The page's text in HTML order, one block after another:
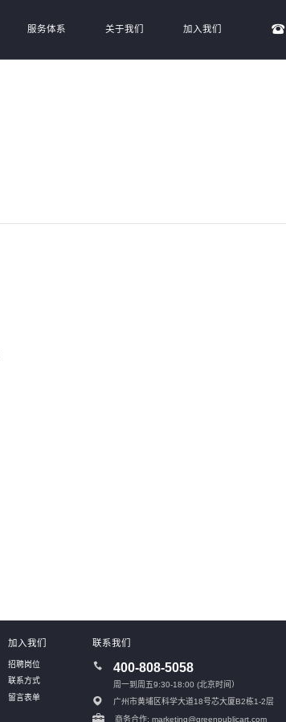
服务体系 关于我们 加入我们
加入我们
招聘岗位
联系方式
留言表单
联系我们
400-808-5058
周一到周五9:30-18:00 (北京时间）
广州市黄埔区科学大道18号芯大厦B2栋1-2层
商务合作: marketing@greenpublicart.com